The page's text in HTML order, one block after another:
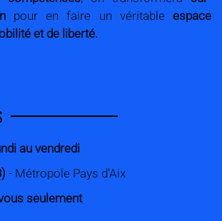
pour en faire un véritable espace
et de liberté.
au vendredi
- Métropole Pays d'Aix
seulement